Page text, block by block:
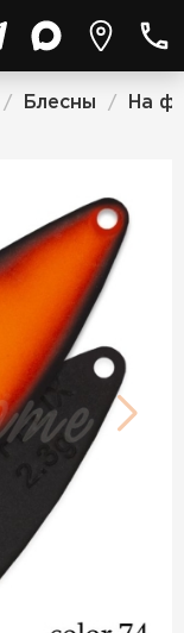
/ Блесны / На